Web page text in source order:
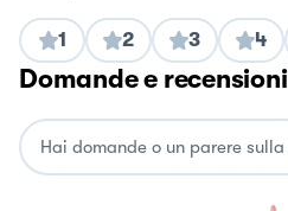
1 2 3 4
Domande e recensioni